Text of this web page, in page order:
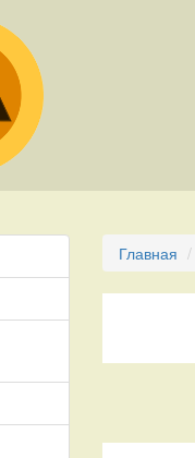
Главная